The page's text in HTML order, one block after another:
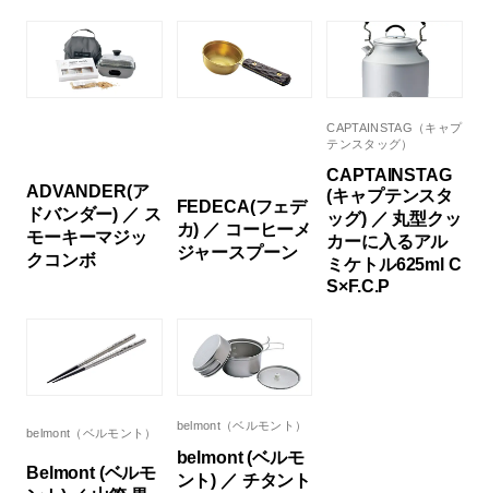
ADVANDER(ア
ドバンダー) ／ ス
モーキーマジッ
クコンボ
FEDECA(フェデ
カ) ／ コーヒーメ
ジャースプーン
CAPTAINSTAG（キャプ
テンスタッグ）
CAPTAINSTAG
(キャプテンスタ
ッグ) ／ 丸型クッ
カーに入るアル
ミケトル625ml C
S×F.C.P
belmont（ベルモント）
Belmont (ベルモ
belmont（ベルモント）
belmont (ベルモ
ント) ／ チタント